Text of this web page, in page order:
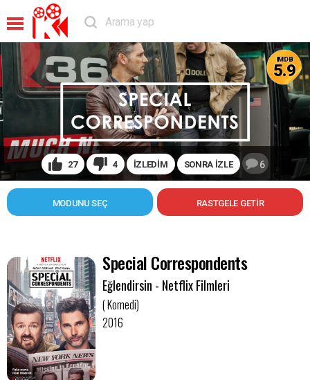
27 4 İZLEDİM SONRA İZLE 6
MODUNU SEÇ
IMDB
5.9
Special Correspondents
Eğlendirsin - Netflix Filmleri
( Komedi)
2016